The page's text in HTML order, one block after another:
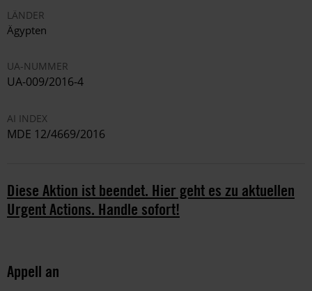
LÄNDER
Ägypten
UA-NUMMER
UA-009/2016-4
AI INDEX
MDE 12/4669/2016
Diese Aktion ist beendet. Hier geht es zu aktuellen
Urgent Actions. Handle sofort!
Appell an